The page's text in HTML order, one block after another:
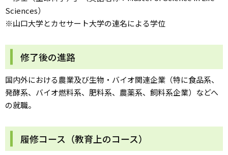
Sciences）
※山口大学とカセサート大学の連名による学位
修了後の進路
国内外における農業及び生物・バイオ関連企業（特に食品系、
発酵系、バイオ燃料系、肥料系、農薬系、飼料系企業）などへ
の就職。
履修コース（教育上のコース）